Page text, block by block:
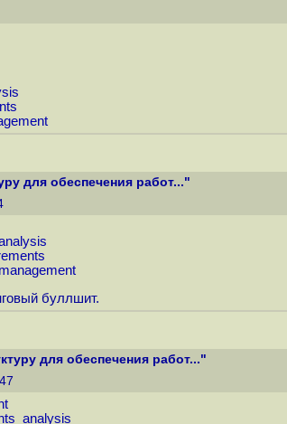
для обеспечения работ..."
буллшит.
для обеспечения работ..."